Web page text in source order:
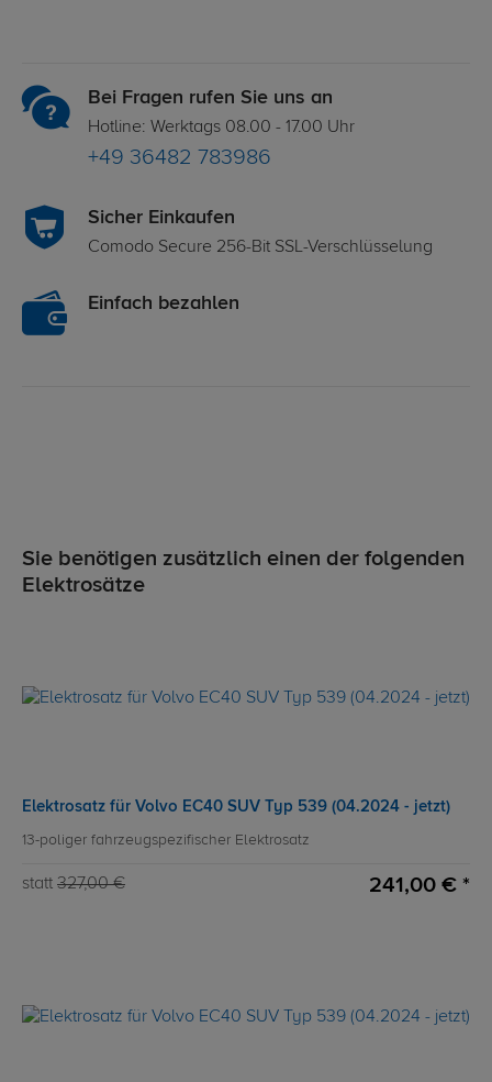
Bei Fragen rufen Sie uns an
Hotline: Werktags 08.00 - 17.00 Uhr
+49 36482 783986
Sicher Einkaufen
Comodo Secure 256-Bit SSL-Verschlüsselung
Einfach bezahlen
Sie benötigen zusätzlich einen der folgenden
Elektrosätze
Elektrosatz für Volvo EC40 SUV Typ 539 (04.2024 - jetzt)
13-poliger fahrzeugspezifischer Elektrosatz
statt 327,00 € 241,00 € *